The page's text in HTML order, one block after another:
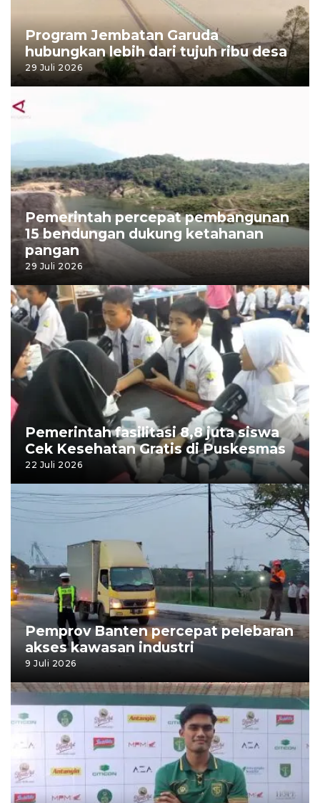
Program Jembatan Garuda
hubungkan lebih dari tujuh ribu desa
29 Juli 2026
Pemerintah percepat pembangunan
15 bendungan dukung ketahanan
pangan
29 Juli 2026
Pemerintah fasilitasi 8,8 juta siswa
Cek Kesehatan Gratis di Puskesmas
22 Juli 2026
Pemprov Banten percepat pelebaran
akses kawasan industri
9 Juli 2026